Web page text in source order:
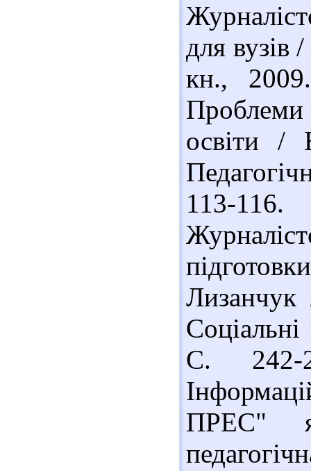
для
кн.,
освіти
113-
Лизанчук
С.
ПРЕС"